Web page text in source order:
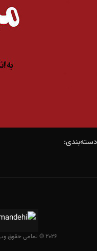
دسته‌بندی:
2026 © تمامی حقوق وب سایت متعلق به انتشارات علمی است.